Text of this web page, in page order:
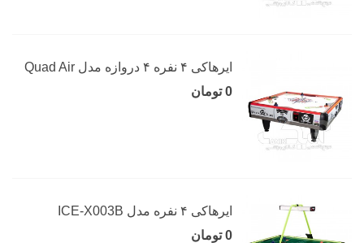
ایرهاکی ۴ نفره ۴ دروازه مدل Quad Air
0 تومان
ایرهاکی ۴ نفره مدل ICE-X003B
0 تومان